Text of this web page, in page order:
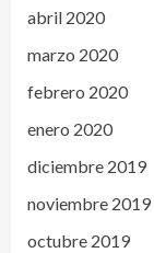
abril 2020
marzo 2020
febrero 2020
enero 2020
diciembre 2019
noviembre 2019
octubre 2019